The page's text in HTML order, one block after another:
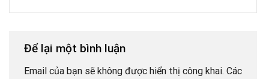
Để lại một bình luận
Email của bạn sẽ không được hiển thị công khai. Các